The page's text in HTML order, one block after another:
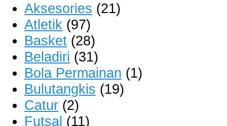
Aksesories (21)
Atletik (97)
Basket (28)
Beladiri (31)
Bola Permainan (1)
Bulutangkis (19)
Catur (2)
Futsal (11)